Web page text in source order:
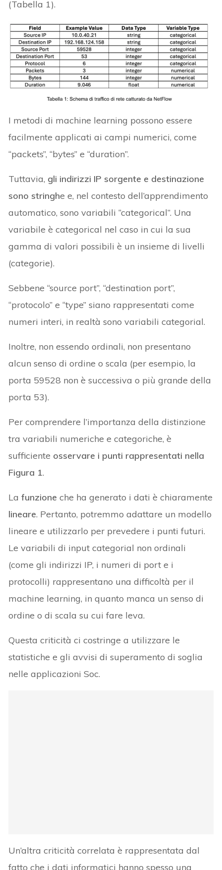
(Tabella 1).
I metodi di machine learning possono essere
facilmente applicati ai campi numerici, come
“packets”, “bytes” e “duration”.
Tuttavia, gli indirizzi IP sorgente e destinazione
sono stringhe e, nel contesto dell’apprendimento
automatico, sono variabili “categorical”. Una
variabile è categorical nel caso in cui la sua
gamma di valori possibili è un insieme di livelli
(categorie).
Sebbene “source port”, “destination port”,
“protocolo” e “type” siano rappresentati come
numeri interi, in realtà sono variabili categorial.
Inoltre, non essendo ordinali, non presentano
alcun senso di ordine o scala (per esempio, la
porta 59528 non è successiva o più grande della
porta 53).
Per comprendere l’importanza della distinzione
tra variabili numeriche e categoriche, è
sufficiente osservare i punti rappresentati nella
Figura 1.
Lafunzione che ha generato i dati è chiaramente
lineare. Pertanto, potremmo adattare un modello
lineare e utilizzarlo per prevedere i punti futuri.
Le variabili di input categorial non ordinali
(come gli indirizzi IP, i numeri di port e i
protocolli) rappresentano una difficoltà per il
machine learning, in quanto manca un senso di
ordine o di scala su cui fare leva.
Questa criticità ci costringe a utilizzare le
statistiche e gli avvisi di superamento di soglia
nelle applicazioni Soc.
Un’altra criticità correlata è rappresentata dal
fatto che i dati informatici hanno spesso una